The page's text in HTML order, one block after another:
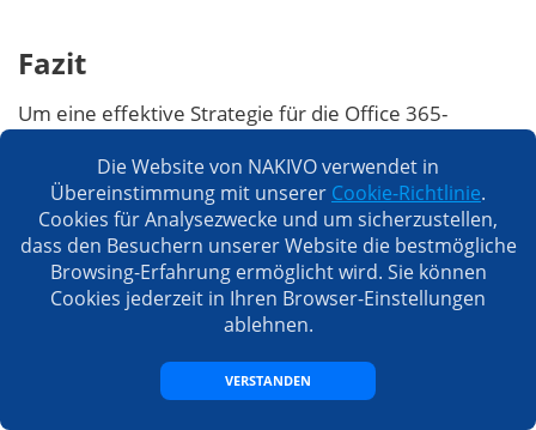
Fazit
Um eine effektive Strategie für die Office 365-
Unternehmen die europäischen Vorschriften und
Standards der Datensicherheit wie die DSGVO
verstehen. Berücksichtigen Sie die regulatorischen
Anforderungen bei der Auswahl des Backup-
Standorts, der Backup-Häufigkeit und der
Aufbewahrungseinstellungen. Wählen Sie eine
Microsoft 365 unterstützt und so konfiguriert werden
Die Website von NAKIVO verwendet in
Übereinstimmung mit unserer Cookie-Richtlinie.
Cookies für Analysezwecke und um sicherzustellen,
dass den Besuchern unserer Website die bestmögliche
Browsing-Erfahrung ermöglicht wird. Sie können
Cookies jederzeit in Ihren Browser-Einstellungen
ablehnen.
VERSTANDEN